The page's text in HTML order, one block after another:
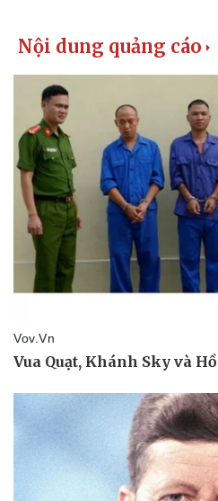
Thể thao
Bóng đá
Lịch thi đấu bóng đá
Thế giới thể thao
eSports
Hậu trường